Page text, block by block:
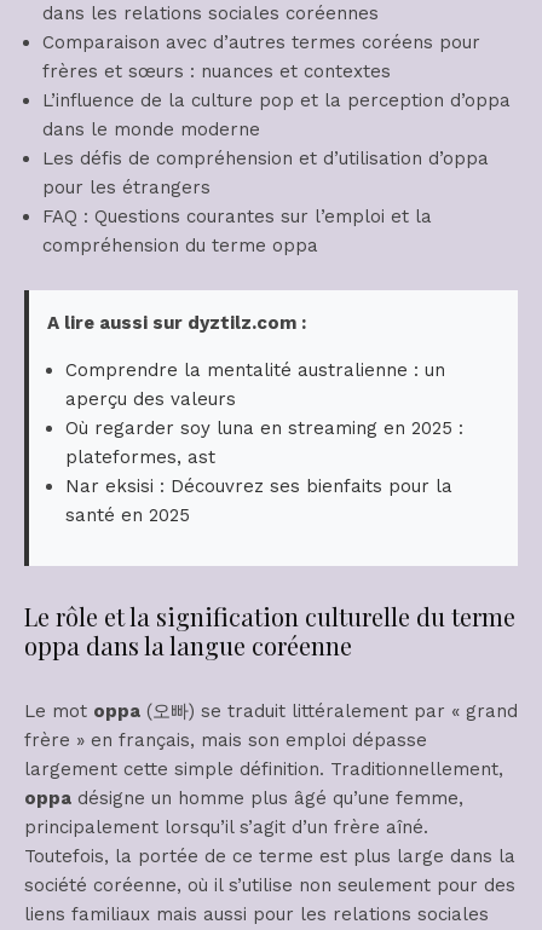
dans les relations sociales coréennes
Comparaison avec d’autres termes coréens pour
frères et sœurs : nuances et contextes
L’influence de la culture pop et la perception d’oppa
dans le monde moderne
Les défis de compréhension et d’utilisation d’oppa
pour les étrangers
FAQ : Questions courantes sur l’emploi et la
compréhension du terme oppa
A lire aussi sur dyztilz.com :
Comprendre la mentalité australienne : un
aperçu des valeurs
Où regarder soy luna en streaming en 2025 :
plateformes, ast
Nar eksisi : Découvrez ses bienfaits pour la
santé en 2025
Le rôle et la signification culturelle du terme
oppa dans la langue coréenne
Le mot oppa (오빠) se traduit littéralement par « grand
frère » en français, mais son emploi dépasse
largement cette simple définition. Traditionnellement,
oppa désigne un homme plus âgé qu’une femme,
principalement lorsqu’il s’agit d’un frère aîné.
Toutefois, la portée de ce terme est plus large dans la
société coréenne, où il s’utilise non seulement pour des
liens familiaux mais aussi pour les relations sociales